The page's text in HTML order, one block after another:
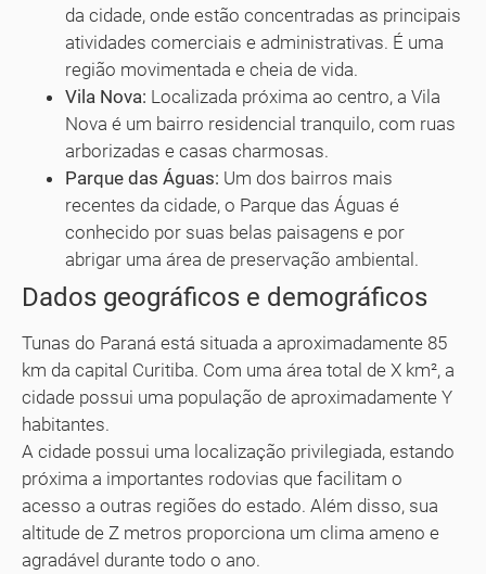
da cidade, onde estão concentradas as principais
atividades comerciais e administrativas. É uma
região movimentada e cheia de vida.
Vila Nova: Localizada próxima ao centro, a Vila
Nova é um bairro residencial tranquilo, com ruas
arborizadas e casas charmosas.
Parque das Águas: Um dos bairros mais
recentes da cidade, o Parque das Águas é
conhecido por suas belas paisagens e por
abrigar uma área de preservação ambiental.
Dados geográficos e demográficos
Tunas do Paraná está situada a aproximadamente 85
km da capital Curitiba. Com uma área total de X km², a
cidade possui uma população de aproximadamente Y
habitantes.
A cidade possui uma localização privilegiada, estando
próxima a importantes rodovias que facilitam o
acesso a outras regiões do estado. Além disso, sua
altitude de Z metros proporciona um clima ameno e
agradável durante todo o ano.